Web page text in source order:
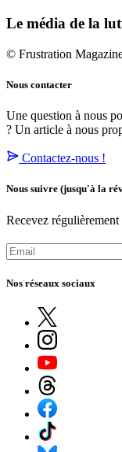
Le média de la
© Frustration
Nous contacter
Une question à nous
? Un article à nous
Contactez-nous !
Nous suivre (jusqu'à la
Recevez
Nos réseaux sociaux